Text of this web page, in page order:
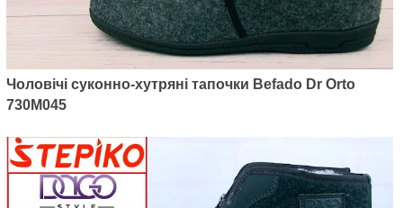
тапочки Befado Dr Orto 730M045
500грн.
Чоловічі суконно-хутряні тапочки Befado Dr Orto
730M045